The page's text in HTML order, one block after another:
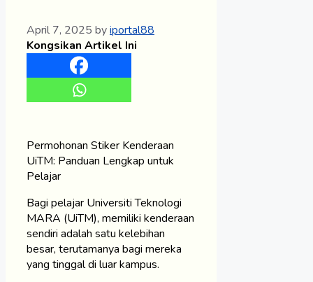
April 7, 2025 byiportal88
Kongsikan Artikel Ini
Permohonan Stiker Kenderaan
UiTM: Panduan Lengkap untuk
Pelajar
Bagi pelajar Universiti Teknologi
MARA (UiTM), memiliki kenderaan
sendiri adalah satu kelebihan
besar, terutamanya bagi mereka
yang tinggal di luar kampus.